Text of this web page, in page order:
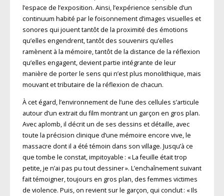
l’espace de l’exposition. Ainsi, l’expérience sensible d’un
continuum habité par le foisonnement d’images visuelles et
sonores qui jouent tantôt de la proximité des émotions
qu’elles engendrent, tantôt des souvenirs qu’elles
ramènent à la mémoire, tantôt de la distance de la réflexion
qu’elles engagent, devient partie intégrante de leur
manière de porter le sens qui n’est plus monolithique, mais
mouvant et tributaire de la réflexion de chacun.
À cet égard, l’environnement de l’une des cellules s’articule
autour d’un extrait du film montrant un garçon en gros plan.
Avec aplomb, il décrit un de ses dessins et détaille, avec
toute la précision clinique d’une mémoire encore vive, le
massacre dont il a été témoin dans son village. Jusqu’à ce
que tombe le constat, impitoyable : « La feuille était trop
petite, je n’ai pas pu tout dessiner ». L’enchaînement suivant
fait témoigner, toujours en gros plan, des femmes victimes
de violence. Puis, on revient sur le garçon, qui conclut : « Ils